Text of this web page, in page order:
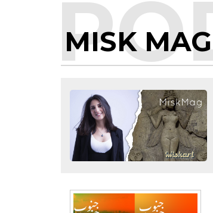
MISK MAG